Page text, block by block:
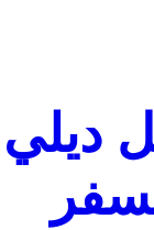
ديلي